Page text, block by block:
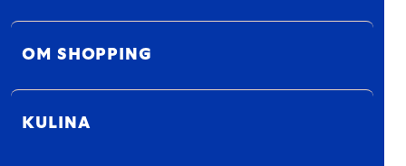
OM SHOPPING
KULINA